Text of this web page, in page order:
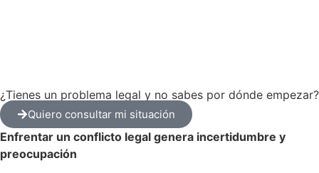
¿Tienes un problema legal y no sabes por dónde empezar?
Quiero consultar mi situación
Enfrentar un conflicto legal genera incertidumbre y
preocupación